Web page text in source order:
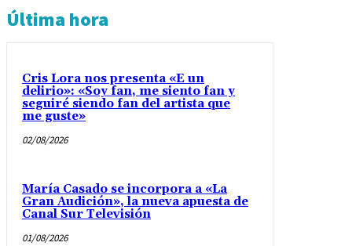
Última hora
Cris Lora nos presenta «E un
delirio»: «Soy fan, me siento fan y
seguiré siendo fan del artista que
me guste»
02/08/2026
María Casado se incorpora a «La
Gran Audición», la nueva apuesta de
Canal Sur Televisión
01/08/2026